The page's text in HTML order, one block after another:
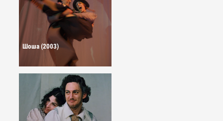
Шоша (2003)